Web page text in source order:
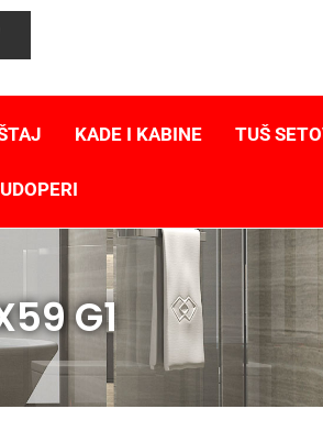
KADE I KABINE TUŠ
G1